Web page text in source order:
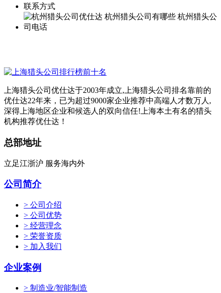
上海猎头公司优仕达于2003年成立,上海猎头公司排名靠前的
优仕达22年来，已为超过9000家企业推荐中高端人才数万人,
深得上海地区企业和候选人的双向信任!上海本土有名的猎头
机构推荐优仕达！
总部地址
立足江浙沪 服务海内外
公司简介
> 公司介绍
> 公司优势
> 经营理念
> 荣誉资质
> 加入我们
企业案例
> 制造业/智能制造